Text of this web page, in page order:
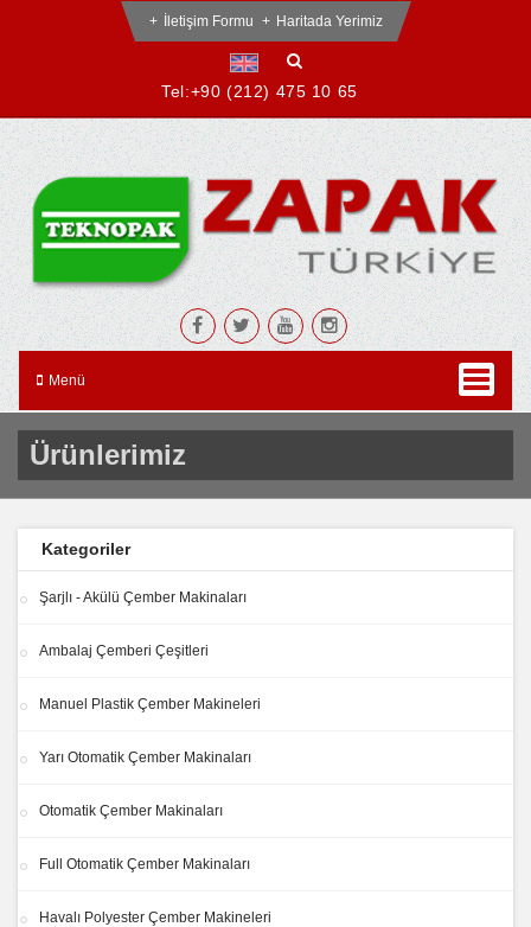
Tel:+90 (212) 475 10 65
İletişim Formu Haritada Yerimiz
Menü
Ürünlerimiz
Kategoriler
Şarjlı - Akülü Çember Makinaları
Ambalaj Çemberi Çeşitleri
Manuel Plastik Çember Makineleri
Yarı Otomatik Çember Makinaları
Otomatik Çember Makinaları
Full Otomatik Çember Makinaları
Havalı Polyester Çember Makineleri